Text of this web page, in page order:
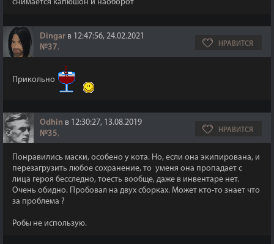
снимается капюшон и наоборот
Dingar в 12:47:56, 24.02.2021
№37, НРАВИТСЯ
Прикольно
Odhin в 12:30:27, 13.08.2019
№35, НРАВИТСЯ
Понравились маски, особено у кота. Но, если она экипирована, и
перезагрузить любое сохранение, то уменя она пропадает с
лица героя бесследно, тоесть вообще, даже в инвентаре нет.
Очень обидно. Пробовал на двух сборках. Может кто-то знает что
за проблема ?
Робы не использую.